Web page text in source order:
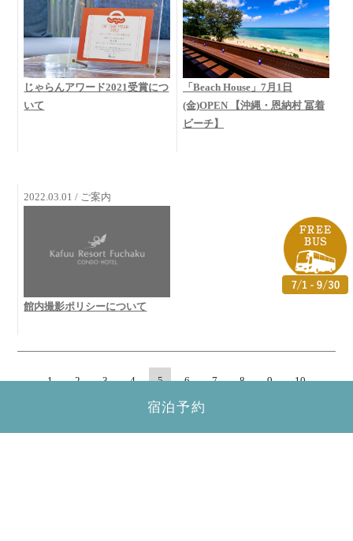
じゃらんアワード2021受賞につ
いて
「Beach House」7月1日
(金)OPEN 【沖縄・恩納村 冨着
ビーチ】
2022.03.01 / ご案内
館内撮影ポリシーについて
1 2 3 4 5 6 7 8 9 10
宿泊予約